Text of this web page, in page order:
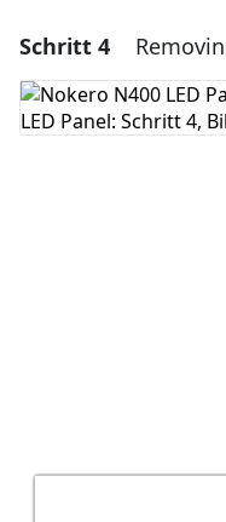
Einen
Kommentar
Schritt 4